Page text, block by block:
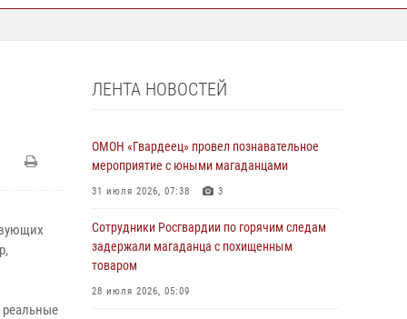
реальные
ЛЕНТА НОВОСТЕЙ
ОМОН «Гвардеец» провел познавательное
мероприятие с юными магаданцами
31 июля 2026, 07:38 3
Сотрудники Росгвардии по горячим следам
задержали магаданца с похищенным
товаром
28 июля 2026, 05:09